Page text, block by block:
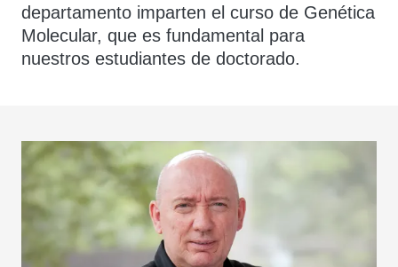
departamento imparten el curso de Genética
Molecular, que es fundamental para
nuestros estudiantes de doctorado.